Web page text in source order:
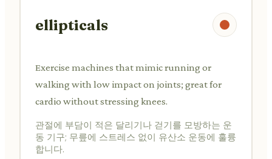
ellipticals
Exercise machines that mimic running or
walking with low impact on joints; great for
cardio without stressing knees.
관절에 부담이 적은 달리기나 걷기를 모방하는 운
동 기구; 무릎에 스트레스 없이 유산소 운동에 훌륭
합니다.